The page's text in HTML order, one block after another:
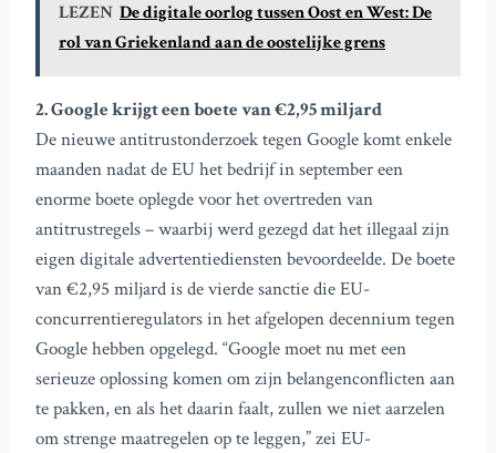
LEZEN De digitale oorlog tussen Oost en West: De
rol van Griekenland aan de oostelijke grens
2. Google krijgt een boete van €2,95 miljard
De nieuwe antitrustonderzoek tegen Google komt enkele
maanden nadat de EU het bedrijf in september een
enorme boete oplegde voor het overtreden van
antitrustregels – waarbij werd gezegd dat het illegaal zijn
eigen digitale advertentiediensten bevoordeelde. De boete
van €2,95 miljard is de vierde sanctie die EU-
concurrentieregulators in het afgelopen decennium tegen
Google hebben opgelegd. “Google moet nu met een
serieuze oplossing komen om zijn belangenconflicten aan
te pakken, en als het daarin faalt, zullen we niet aarzelen
om strenge maatregelen op te leggen,” zei EU-